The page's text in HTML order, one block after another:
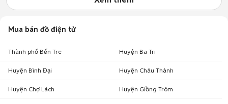
Mua bán đồ điện tử
Thành phố Bến Tre Huyện Ba Tri
Huyện Bình Đại Huyện Châu Thành
Huyện Chợ Lách Huyện Giồng Trôm